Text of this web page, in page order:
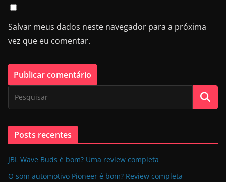
Salvar meus dados neste navegador para a próxima
vez que eu comentar.
Posts recentes
JBL Wave Buds é bom? Uma review completa
O som automotivo Pioneer é bom? Review completa